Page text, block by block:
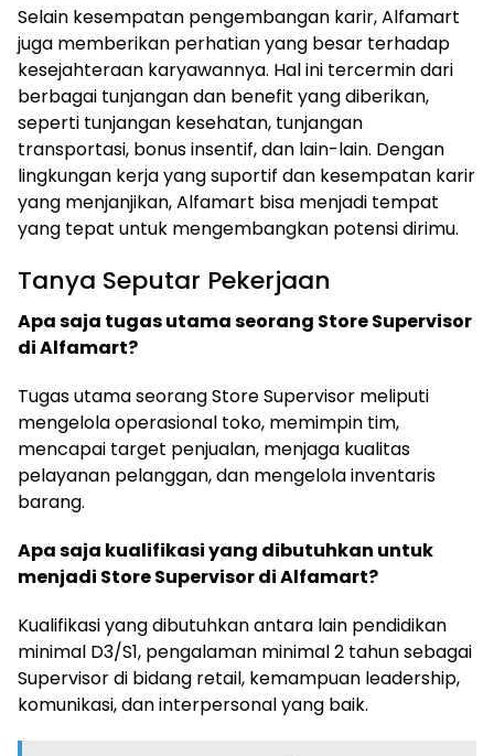
Selain kesempatan pengembangan karir, Alfamart
juga memberikan perhatian yang besar terhadap
kesejahteraan karyawannya. Hal ini tercermin dari
berbagai tunjangan dan benefit yang diberikan,
seperti tunjangan kesehatan, tunjangan
transportasi, bonus insentif, dan lain-lain. Dengan
lingkungan kerja yang suportif dan kesempatan karir
yang menjanjikan, Alfamart bisa menjadi tempat
yang tepat untuk mengembangkan potensi dirimu.
Tanya Seputar Pekerjaan
Apa saja tugas utama seorang Store Supervisor
di Alfamart?
Tugas utama seorang Store Supervisor meliputi
mengelola operasional toko, memimpin tim,
mencapai target penjualan, menjaga kualitas
pelayanan pelanggan, dan mengelola inventaris
barang.
Apa saja kualifikasi yang dibutuhkan untuk
menjadi Store Supervisor di Alfamart?
Kualifikasi yang dibutuhkan antara lain pendidikan
minimal D3/S1, pengalaman minimal 2 tahun sebagai
Supervisor di bidang retail, kemampuan leadership,
komunikasi, dan interpersonal yang baik.